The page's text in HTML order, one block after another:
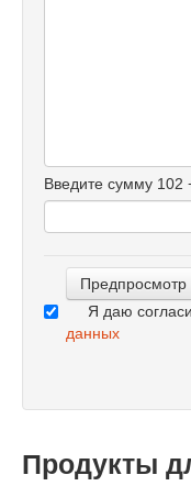
-
-
-
Введите сумму 102
Я даю
данных
Продукты